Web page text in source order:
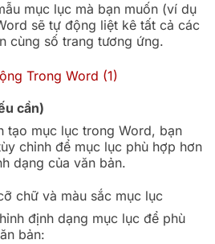
mục lục mà bạn muốn (ví dụ
sẽ tự động liệt kê tất cả các
cùng số trang tương ứng.
cần)
tạo mục lục trong Word, bạn
chỉnh để mục lục phù hợp hơn
dạng của văn bản.
chữ và màu sắc mục lục
định dạng mục lục để phù
bản: